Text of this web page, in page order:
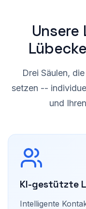
Drei Säulen,
setzen --
und
KI-gestützte
Intelligente